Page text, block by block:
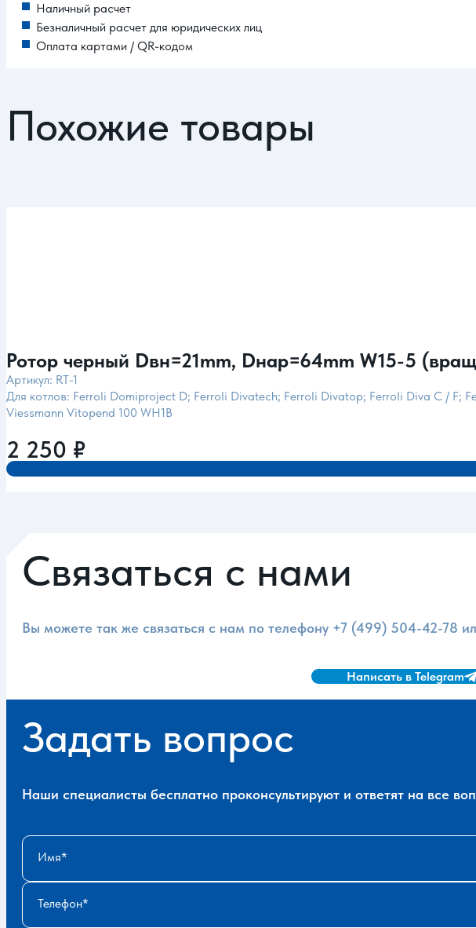
Наличный расчет
Безналичный расчет для юридических лиц
Оплата картами / QR-кодом
Похожие товары
Ротор черный Dвн=21mm, Dнар=64mm W15-5
Артикул: RT-1
Для котлов: Ferroli Domiproject D; Ferroli Divatech; Ferroli Divatop; Ferroli Diva C /
Viessmann Vitopend 100 WH1B
2 250 ₽
Связаться с нами
Вы можете так же связаться с нам по телефону +7 (499) 504-42-78
Написать в Telegram
Задать вопрос
Наши специалисты бесплатно проконсультируют и ответят на все
Имя
Телефон